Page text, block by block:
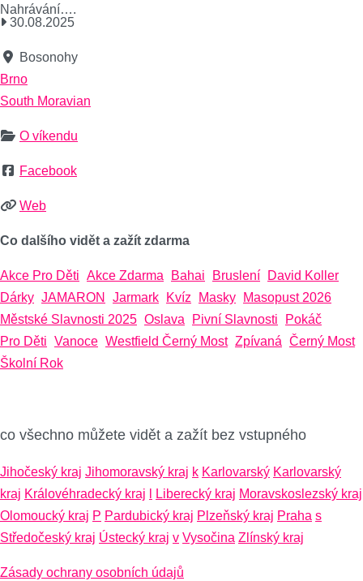
Nahrávání….
30.08.2025
Bosonohy
Brno
South Moravian
O víkendu
Facebook
Web
Co dalšího vidět a zažít zdarma
Akce Pro Děti Akce Zdarma Bahai Bruslení
David Koller
Dárky JAMARON Jarmark Kvíz Masky
Masopust 2026
Městské Slavnosti 2025 Oslava Pivní Slavnosti
Pokáč
Pro Děti Vanoce Westfield Černý Most Zpívaná Černý Most
Školní Rok
co všechno můžete vidět a zažít bez vstupného
Jihočeský kraj Jihomoravský kraj k Karlovarský Karlovarský
kraj Královéhradecký kraj Liberecký kraj Moravskoslezský kraj
Olomoucký kraj P Pardubický kraj Plzeňský kraj Praha s
Středočeský kraj Ústecký kraj v Vysočina Zlínský kraj
Zásady ochrany osobních údajů